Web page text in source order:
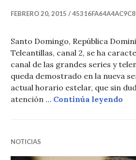
FEBRERO 20, 2015
Santo Domingo, República
Teleantillas, canal 2, se ha
canal de las grandes series y
queda demostrado en la nueva
actual horario estelar, que sin
atención … Continúa leyendo
NOTICIAS